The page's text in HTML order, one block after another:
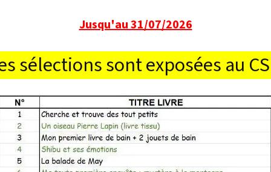
Jusqu'au 31/07/2026
sélections sont exposées au